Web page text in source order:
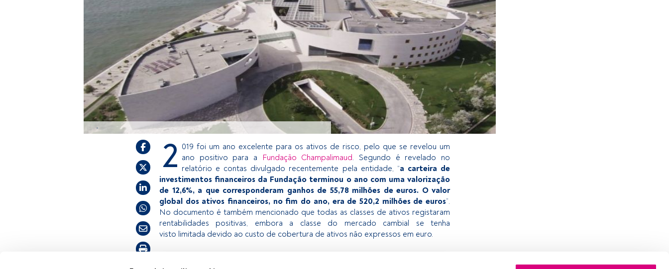
-
2 019 foi um ano excelente para os ativos de risco, pelo que se revelou um
ano positivo para a
Fundação Champalimaud. Segundo é revelado no
relatório e contas divulgado recentemente pela entidade, “a carteira de
investimentos financeiros da Fundação terminou o ano com uma valorização
de 12,6%, a que corresponderam ganhos de 55,78 milhões de euros. O valor
global dos ativos financeiros, no fim do ano, era de 520,2 milhões de euros”.
No documento é também mencionado que todas as classes de ativos registaram
rentabilidades positivas, embora a classe do mercado cambial se tenha
visto limitada devido ao custo de cobertura de ativos não expressos em euro.